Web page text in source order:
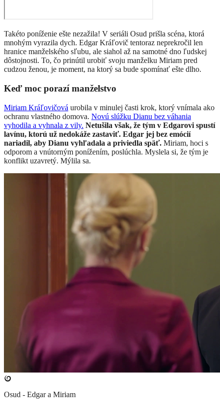
Takéto poníženie ešte nezažila! V seriáli Osud prišla scéna, ktorá
mnohým vyrazila dych. Edgar Kráľovič tentoraz neprekročil len
hranice manželského sľubu, ale siahol až na samotné dno ľudskej
dôstojnosti. To, čo prinútil urobiť svoju manželku Miriam pred
cudzou ženou, je moment, na ktorý sa bude spomínať ešte dlho.
Keď moc porazí manželstvo
Miriam Kráľovičová urobila v minulej časti krok, ktorý vnímala ako
ochranu vlastného domova. Novú slúžku Dianu bez váhania
vyhodila a vyhnala z vily. Netušila však, že tým v Edgarovi spustí
lavínu, ktorú už nedokáže zastaviť. Edgar jej bez emócií
nariadil, aby Dianu vyhľadala a priviedla späť. Miriam, hoci s
odporom a vnútorným ponížením, poslúchla. Myslela si, že tým je
konflikt uzavretý. Mýlila sa.
Osud - Edgar a Miriam